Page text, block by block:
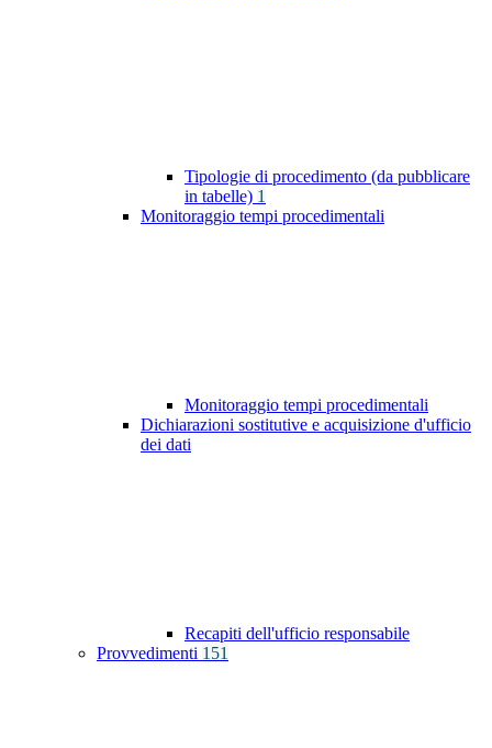
Tipologie di procedimento (da pubblicare
in tabelle) 1
Monitoraggio tempi procedimentali
Monitoraggio tempi procedimentali
Dichiarazioni sostitutive e acquisizione d'ufficio
dei dati
Recapiti dell'ufficio responsabile
Provvedimenti 151